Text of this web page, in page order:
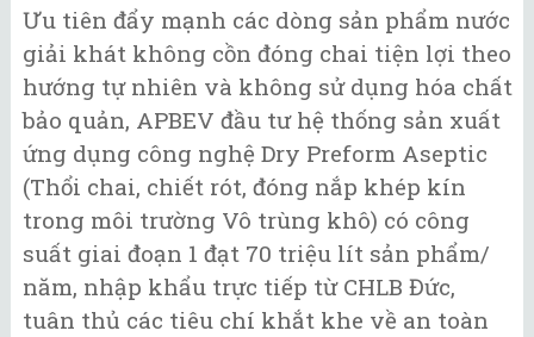
Ưu tiên đẩy mạnh các dòng sản phẩm nước
giải khát không cồn đóng chai tiện lợi theo
hướng tự nhiên và không sử dụng hóa chất
bảo quản, APBEV đầu tư hệ thống sản xuất
ứng dụng công nghệ Dry Preform Aseptic
(Thổi chai, chiết rót, đóng nắp khép kín
trong môi trường Vô trùng khô) có công
suất giai đoạn 1 đạt 70 triệu lít sản phẩm/
năm, nhập khẩu trực tiếp từ CHLB Đức,
tuân thủ các tiêu chí khắt khe về an toàn